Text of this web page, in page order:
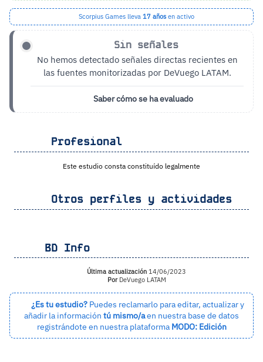
Scorpius Games lleva 17 años en activo
Sin señales
No hemos detectado señales directas recientes en
las fuentes monitorizadas por DeVuego LATAM.
Saber cómo se ha evaluado
Profesional
Este estudio consta constituído legalmente
Otros perfiles y actividades
BD Info
Última actualización 14/06/2023
PorDeVuego LATAM
¿Es tu estudio? Puedes reclamarlo para editar, actualizar y
añadir la información tú mismo/aen nuestra base de datos
registrándote en nuestra plataforma MODO: Edición